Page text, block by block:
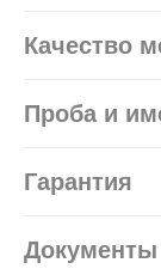
Качество
Проба и
Гарантия
Документы